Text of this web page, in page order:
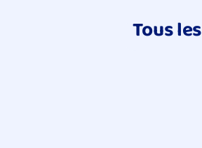
Tous